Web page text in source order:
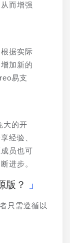
而增强
据实际
加新的
易支
大的开
经验、
员也可
进步。
版？
只需遵循以